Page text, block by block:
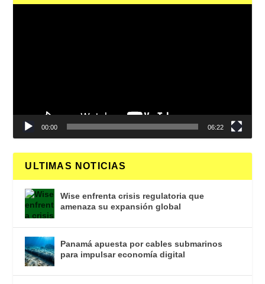
00:00 06:22
ULTIMAS NOTICIAS
Wise enfrenta crisis regulatoria que
amenaza su expansión global
Panamá apuesta por cables submarinos
para impulsar economía digital